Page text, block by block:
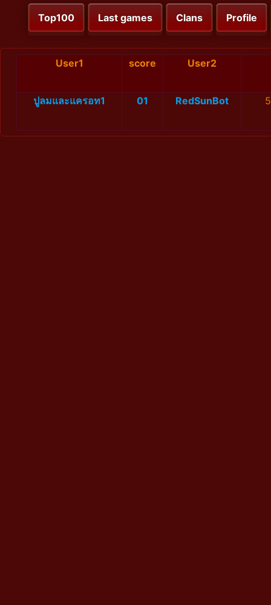
Top100 Last games Clans Profile
User1 score User2
ปูลมและแครอท1 01 RedSunBot